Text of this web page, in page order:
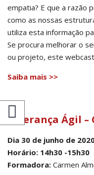
empatia? E que a razão
como as nossas
utiliza esta informação
Se procura melhorar o
ou projeto, este
Saiba mais >>
Liderança Ágil –
Dia 30 de junho de
Horário: 14h30 -15h30
Formadora: Carmen